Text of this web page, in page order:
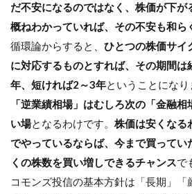
だ不安になるのではなく、株価が下が
概ねわかっていれば、その不安も和ら
循環論からすると、 ひとつの株価サイ
に対応するものとすれば、その期間
年、短ければ2～3年ということになり
「逆業績相場」はむしろ次の「金融
い場となるわけです。 株価は安くなる
でやっているならば、今まで買ってい
くの株数を買い増しできるチャンスで
コモンズ投信の基本方針は「長期」「